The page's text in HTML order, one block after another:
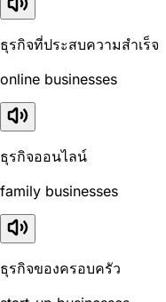
ธุรกิจที่ประสบความสำเร็จ
online businesses
ธุรกิจออนไลน์
family businesses
ธุรกิจของครอบครัว